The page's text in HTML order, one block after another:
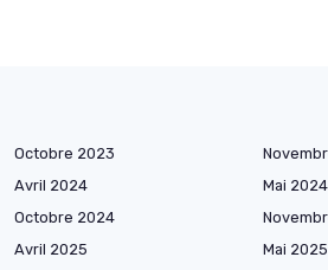
Octobre 2023
Avril 2024 Mai 2024
Octobre 2024
Avril 2025 Mai 2025